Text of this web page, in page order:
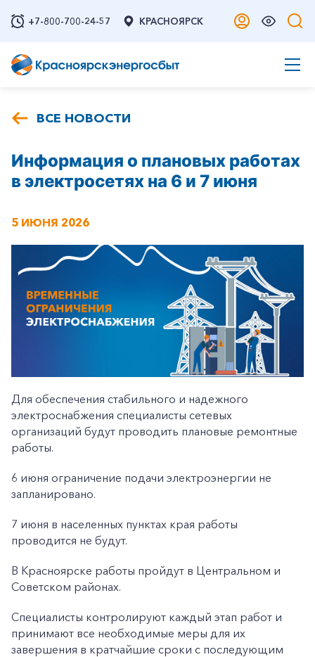
+7-800-700-24-57 КРАСНОЯРСК
ВСЕ НОВОСТИ
Информация о плановых работах
в электросетях на 6 и 7 июня
5 ИЮНЯ 2026
Для обеспечения стабильного и надежного
электроснабжения специалисты сетевых
организаций будут проводить плановые ремонтные
работы.
6 июня ограничение подачи электроэнергии не
запланировано.
7 июня в населенных пунктах края работы
проводится не будут.
В Красноярске работы пройдут в Центральном и
Советском районах.
Специалисты контролируют каждый этап работ и
принимают все необходимые меры для их
завершения в кратчайшие сроки с последующим